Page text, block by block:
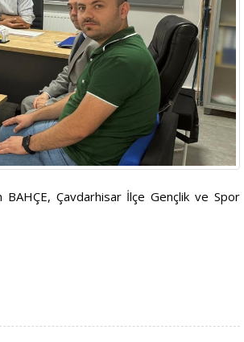
Çavdarhisar İlçe Gençlik ve Spor